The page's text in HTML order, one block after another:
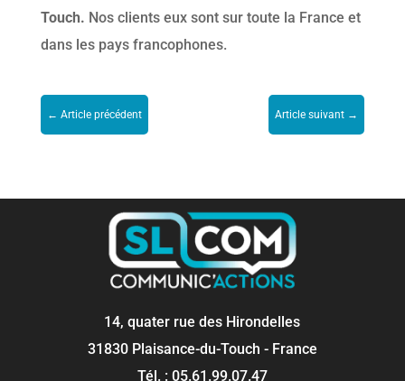
Touch. Nos clients eux sont sur toute la France et
dans les pays francophones.
← Article précédent Article suivant →
14, quater rue des Hirondelles
31830 Plaisance-du-Touch - France
Tél. : 05.61.99.07.47